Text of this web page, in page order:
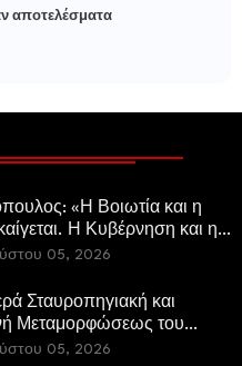
αποτελέσματα
«Η Βοιωτία και η
Η Κυβέρνηση και η
αυτοθαυμάζονται.»
05, 2026
Σταυροπηγιακή και
Μεταμορφώσεως του
Βουρλων (Μονή Αγιάς ή
05, 2026